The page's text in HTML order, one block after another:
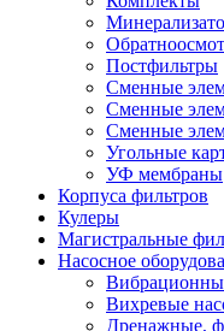
Постфильтры
Сменные
Сменные
Сменные
Угольные
УФ мембраны
Корпуса фильтров
Кулеры
Магистральные
Насосное
Вихревые
Дренажные,